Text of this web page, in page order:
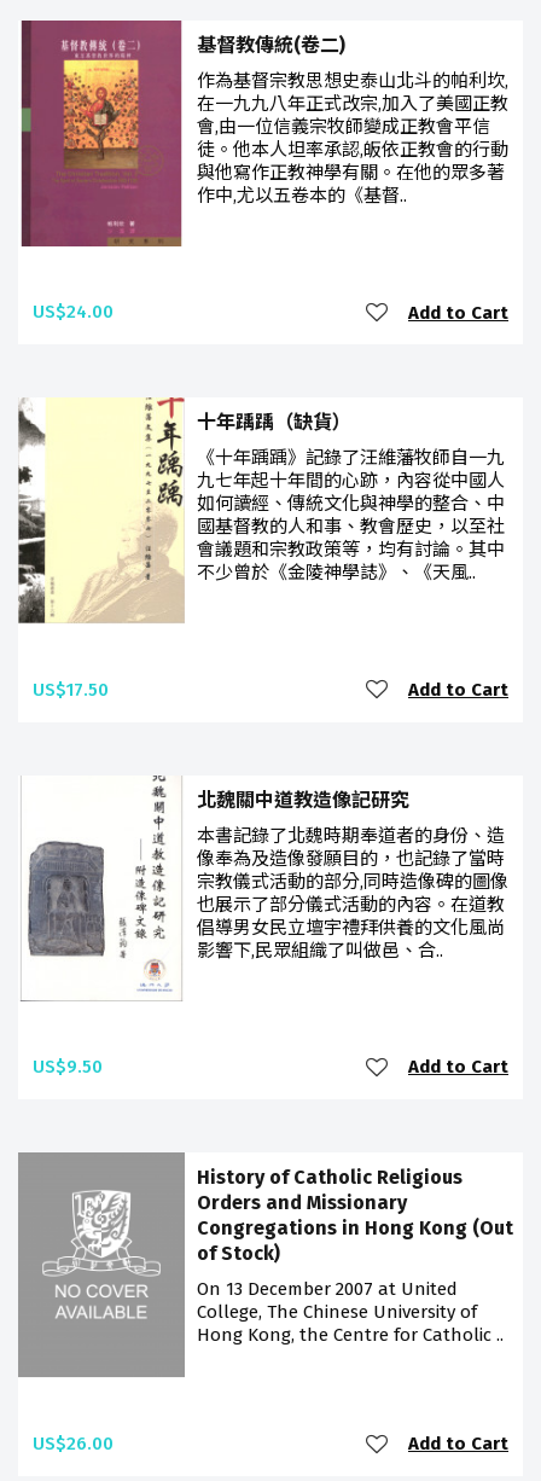
基督教傳統(卷二)
作為基督宗教思想史泰山北斗的帕利坎,
在一九九八年正式改宗,加入了美國正教
會,由一位信義宗牧師變成正教會平信
徒。他本人坦率承認,皈依正教會的行動
與他寫作正教神學有關。在他的眾多著
作中,尤以五卷本的《基督..
US$24.00 Add to Cart
十年踽踽（缺貨）
《十年踽踽》記錄了汪維藩牧師自一九
九七年起十年間的心跡，內容從中國人
如何讀經、傳統文化與神學的整合、中
國基督教的人和事、教會歷史，以至社
會議題和宗教政策等，均有討論。其中
不少曾於《金陵神學誌》、《天風..
US$17.50 Add to Cart
北魏關中道教造像記研究
本書記錄了北魏時期奉道者的身份、造
像奉為及造像發願目的，也記錄了當時
宗教儀式活動的部分,同時造像碑的圖像
也展示了部分儀式活動的內容。在道教
倡導男女民立壇宇禮拜供養的文化風尚
影響下,民眾組織了叫做邑、合..
US$9.50 Add to Cart
History of Catholic Religious
Orders and Missionary
Congregations in Hong Kong (Out
of Stock)
On 13 December 2007 at United
College, The Chinese University of
Hong Kong, the Centre for Catholic ..
US$26.00 Add to Cart